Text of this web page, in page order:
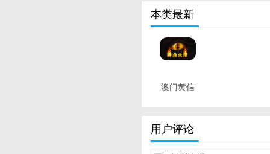
本类最新
澳门黄信
用户评论